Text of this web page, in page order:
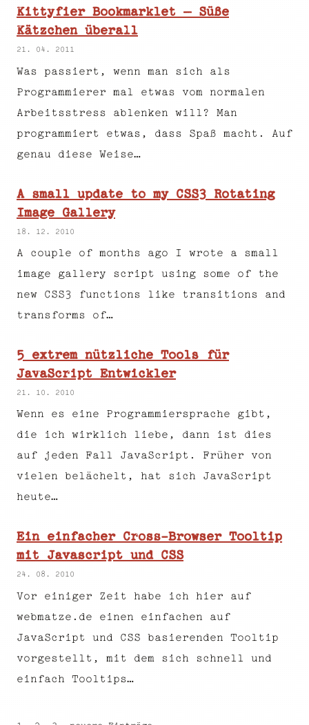
Kittyfier Bookmarklet – Süße
Kätzchen überall
21. 04. 2011
Was passiert, wenn man sich als
Programmierer mal etwas vom normalen
Arbeitsstress ablenken will? Man
programmiert etwas, dass Spaß macht. Auf
genau diese Weise…
A small update to my CSS3 Rotating
Image Gallery
18. 12. 2010
A couple of months ago I wrote a small
image gallery script using some of the
new CSS3 functions like transitions and
transforms of…
5 extrem nützliche Tools für
JavaScript Entwickler
21. 10. 2010
Wenn es eine Programmiersprache gibt,
die ich wirklich liebe, dann ist dies
auf jeden Fall JavaScript. Früher von
vielen belächelt, hat sich JavaScript
heute…
Ein einfacher Cross-Browser Tooltip
mit Javascript und CSS
24. 08. 2010
Vor einiger Zeit habe ich hier auf
webmatze.de einen einfachen auf
JavaScript und CSS basierenden Tooltip
vorgestellt, mit dem sich schnell und
einfach Tooltips…